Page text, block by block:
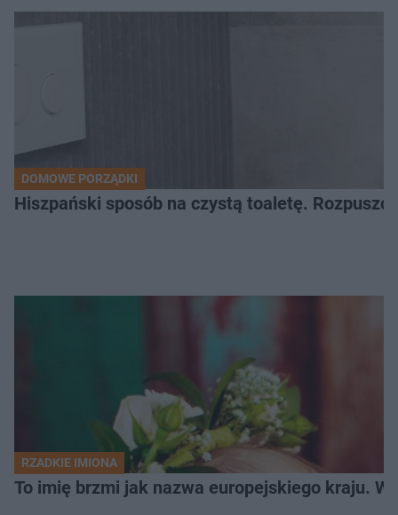
DOMOWE PORZĄDKI
Hiszpański sposób na czystą toaletę.
RZADKIE IMIONA
To imię brzmi jak nazwa europejskiego kraju.